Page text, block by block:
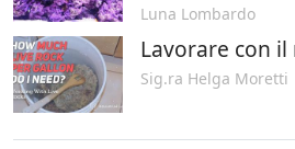
Luna Lombardo
Lavorare con
Sig.ra Helga Moretti